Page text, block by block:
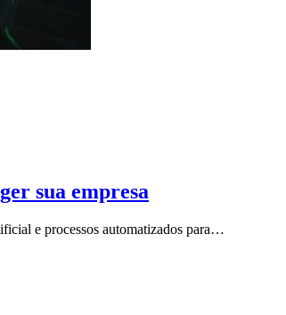
sua empresa
e processos automatizados para…